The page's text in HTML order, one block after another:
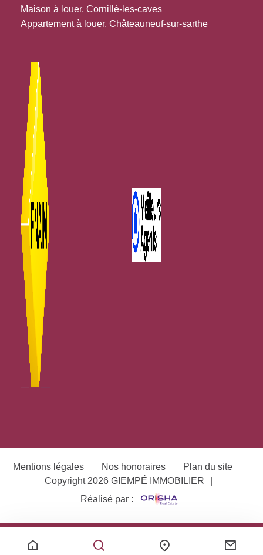
Maison à louer, Cornillé-les-caves
Appartement à louer, Châteauneuf-sur-sarthe
Mentions légales Nos honoraires
Plan du site
Copyright 2026 GIEMPÉ IMMOBILIER
Réalisé par :